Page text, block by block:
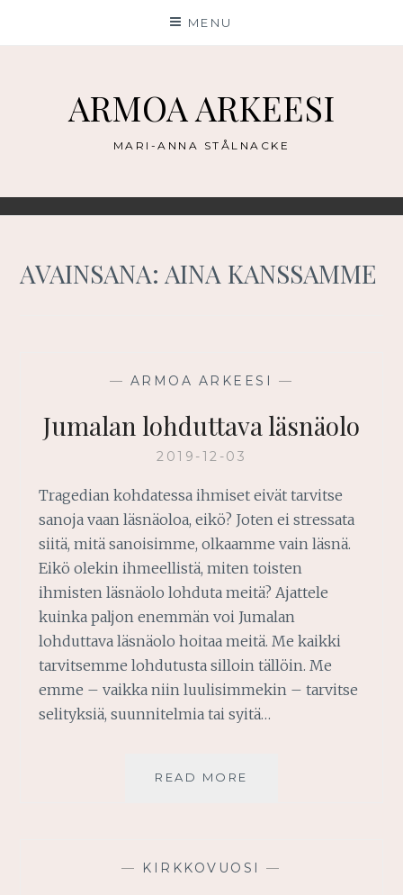
MENU
ARMOA ARKEESI
MARI-ANNA STÅLNACKE
AVAINSANA: AINA KANSSAMME
— ARMOA ARKEESI —
Jumalan lohduttava läsnäolo
2019-12-03
Tragedian kohdatessa ihmiset eivät tarvitse
sanoja vaan läsnäoloa, eikö? Joten ei stressata
siitä, mitä sanoisimme, olkaamme vain läsnä.
Eikö olekin ihmeellistä, miten toisten
ihmisten läsnäolo lohduta meitä? Ajattele
kuinka paljon enemmän voi Jumalan
lohduttava läsnäolo hoitaa meitä. Me kaikki
tarvitsemme lohdutusta silloin tällöin. Me
emme – vaikka niin luulisimmekin – tarvitse
selityksiä, suunnitelmia tai syitä…
READ MORE
— KIRKKOVUOSI —